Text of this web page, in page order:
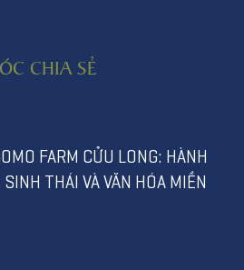
CHIA SẺ
FARM CỬU LONG: HÀNH
THÁI VÀ VĂN HÓA MIỀN